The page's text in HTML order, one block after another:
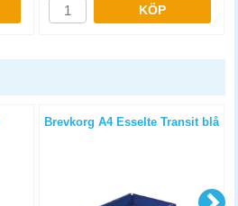
KÖP
Brevkorg A4 Esselte Transit blå